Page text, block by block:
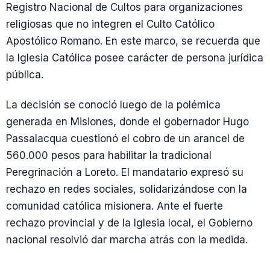
Registro Nacional de Cultos para organizaciones
religiosas que no integren el Culto Católico
Apostólico Romano. En este marco, se recuerda que
la Iglesia Católica posee carácter de persona jurídica
pública.
La decisión se conoció luego de la polémica
generada en Misiones, donde el gobernador Hugo
Passalacqua cuestionó el cobro de un arancel de
560.000 pesos para habilitar la tradicional
Peregrinación a Loreto. El mandatario expresó su
rechazo en redes sociales, solidarizándose con la
comunidad católica misionera. Ante el fuerte
rechazo provincial y de la Iglesia local, el Gobierno
nacional resolvió dar marcha atrás con la medida.